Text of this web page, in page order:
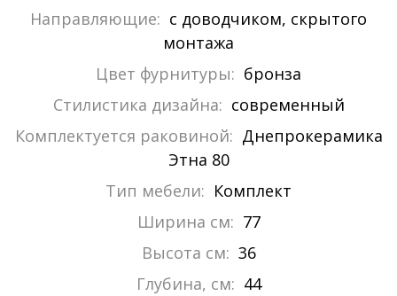
Направляющие: с доводчиком, скрытого
монтажа
Цвет фурнитуры: бронза
Стилистика дизайна: современный
Комплектуется раковиной: Днепрокерамика
Этна 80
Тип мебели: Комплект
Ширина см: 77
Высота см: 36
Глубина, см: 44